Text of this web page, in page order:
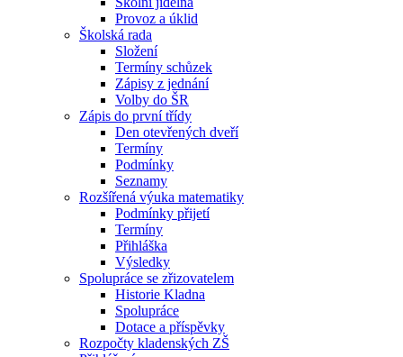
Provoz a úklid
Školská rada
Složení
Termíny schůzek
Zápisy z jednání
Volby do ŠR
Zápis do první třídy
Den otevřených dveří
Termíny
Podmínky
Seznamy
Rozšířená výuka matematiky
Podmínky přijetí
Termíny
Přihláška
Výsledky
Spolupráce se zřizovatelem
Historie Kladna
Spolupráce
Dotace a příspěvky
Rozpočty kladenských ZŠ